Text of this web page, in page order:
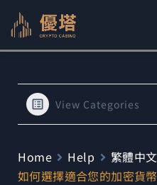
至
主
View Categories
Home Help 繁體中文
如何選擇適合您的加密貨